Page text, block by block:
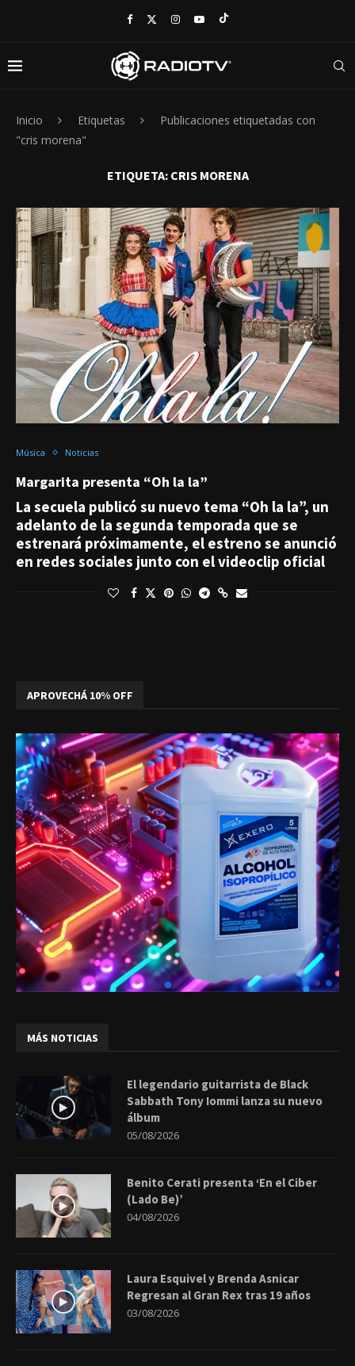
Inicio Etiquetas
Publicaciones etiquetadas con
"cris morena"
ETIQUETA: CRIS MORENA
Música Noticias
Margarita presenta “Oh la la”
La secuela publicó su nuevo tema “Oh la la”, un
adelanto de la segunda temporada que se
estrenará próximamente, el estreno se anunció
en redes sociales junto con el videoclip oficial
APROVECHÁ 10% OFF
MÁS NOTICIAS
El legendario guitarrista de Black
Sabbath Tony Iommi lanza su nuevo
álbum
05/08/2026
Benito Cerati presenta ‘En el Ciber
(Lado Be)’
04/08/2026
Laura Esquivel y Brenda Asnicar
Regresan al Gran Rex tras 19 años
03/08/2026